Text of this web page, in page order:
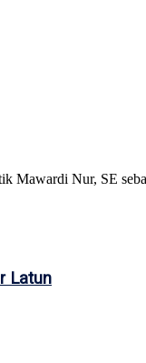
Mawardi Nur, SE
Latun